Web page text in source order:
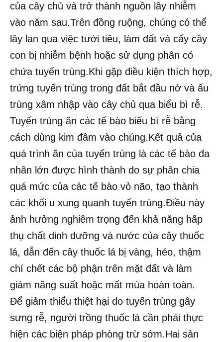
của cây chủ và trở thành nguồn lây nhiễm
vào năm sau.Trên đồng ruộng, chúng có thể
lây lan qua việc tưới tiêu, làm đất và cấy cây
con bị nhiễm bệnh hoặc sử dụng phân có
chứa tuyến trùng.Khi gặp điều kiện thích hợp,
trứng tuyến trùng trong đất bắt đầu nở và ấu
trùng xâm nhập vào cây chủ qua biểu bì rễ.
Tuyến trùng ăn các tế bào biểu bì rễ bằng
cách dùng kim đâm vào chúng.Kết quả của
quá trình ăn của tuyến trùng là các tế bào đa
nhân lớn được hình thành do sự phân chia
quá mức của các tế bào vỏ não, tạo thành
các khối u xung quanh tuyến trùng.Điều này
ảnh hưởng nghiêm trọng đến khả năng hấp
thụ chất dinh dưỡng và nước của cây thuốc
lá, dẫn đến cây thuốc lá bị vàng, héo, thậm
chí chết các bộ phận trên mặt đất và làm
giảm năng suất hoặc mất mùa hoàn toàn.
Để giảm thiểu thiệt hại do tuyến trùng gây
sưng rễ, người trồng thuốc lá cần phải thực
hiện các biện pháp phòng trừ sớm.Hai sản